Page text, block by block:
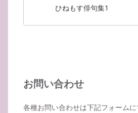
ひねもす俳句集1
お問い合わせ
各種お問い合わせは下記フォームに